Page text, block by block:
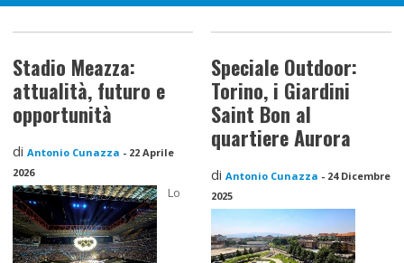
Stadio Meazza:
attualità, futuro e
opportunità
diAntonio Cunazza - 22 Aprile
2026
Lo
Speciale Outdoor:
Torino, i Giardini
Saint Bon al
quartiere Aurora
di Antonio Cunazza - 24 Dicembre
2025